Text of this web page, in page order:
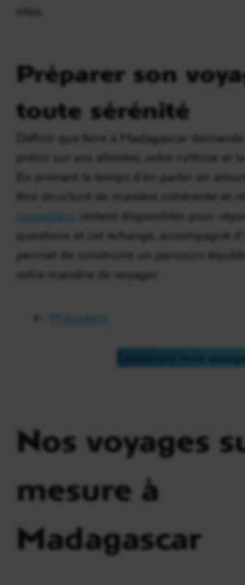
sites.
Préparer son
toute sérénité
Définir que faire à Madagascar
précis sur vos attentes, votre rythme et
En prenant le temps d’en parler en
être structuré de manière cohérente et
restent disponibles pour
questions et cet échange, accompagné
permet de construire un parcours
votre manière de voyager.
←
Construire mon voyage
Nos voyages
mesure à
Madagascar